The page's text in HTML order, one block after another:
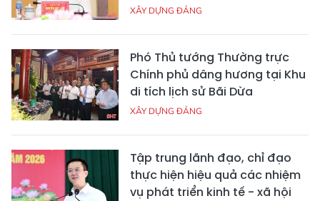
XÂY DỰNG ĐẢNG
Phó Thủ tướng Thường trực
Chính phủ dâng hương tại Khu
di tích lịch sử Bãi Dừa
XÂY DỰNG ĐẢNG
Tập trung lãnh đạo, chỉ đạo
thực hiện hiệu quả các nhiệm
vụ phát triển kinh tế - xã hội